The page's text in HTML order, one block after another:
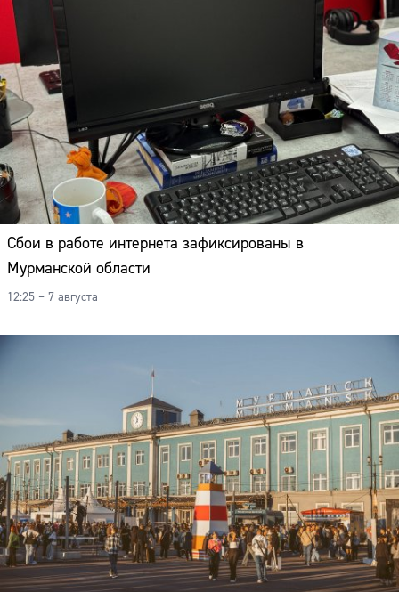
Сбои в работе интернета зафиксированы в
Мурманской области
12:25 – 7 августа